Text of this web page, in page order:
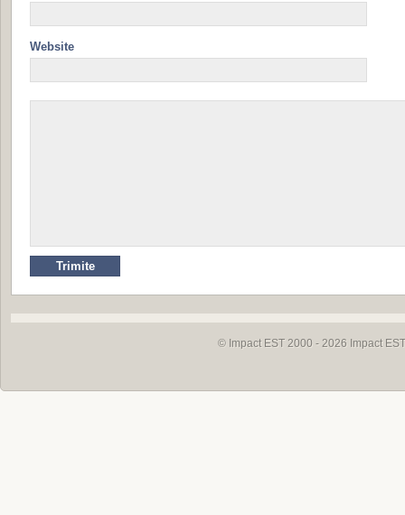
Website
© Impact EST 2000 - 2026 Impact